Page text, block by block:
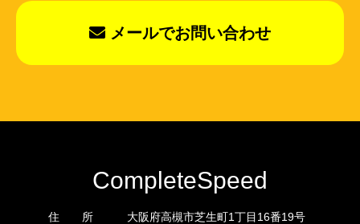
メールでお問い合わせ
CompleteSpeed
住 所 大阪府高槻市芝生町1丁目16番19号